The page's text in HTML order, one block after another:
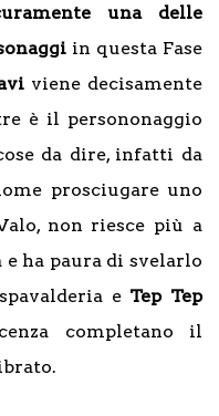
una delle
in questa Fase
viene decisamente
è il persononaggio
da dire, infatti da
prosciugare uno
non riesce più a
ha paura di svelarlo
e Tep Tep
completano il